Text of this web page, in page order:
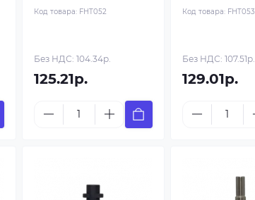
Код товара: FHT052
Без НДС: 104.34р.
125.21р.
Код товара: FHT053
Без НДС: 107.51р.
129.01р.